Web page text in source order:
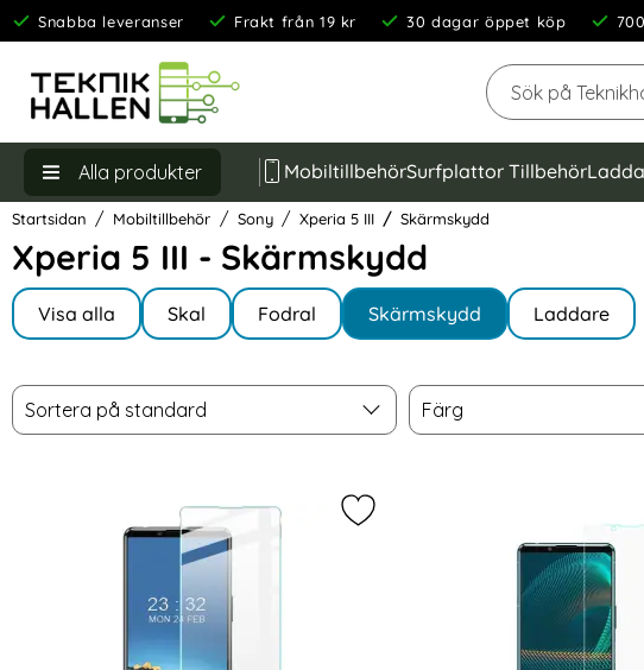
Snabba leveranser Frakt från 19 kr 30 dagar öppet köp
Sök
Alla produkter MobiltillbehörSurfplattor Tillbehör
Startsidan Mobiltillbehör Sony Xperia 5 III Skärmskydd
Xperia 5 III - Skärmskydd
Hoppa
produkter
Underkategorier
Visa alla
I Xperia 5 III Skal Fodral Skärmskydd Laddare
Hoppa
över
Filtrera & sortera
Sortera
Sortera på standard
Färg
Färg
Markera iMAK Sony Xperia 5 III